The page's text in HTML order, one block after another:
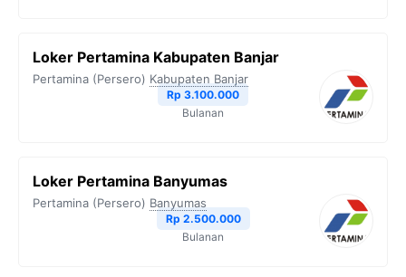
Loker Pertamina Kabupaten Banjar
Pertamina (Persero) Kabupaten Banjar
Rp 3.100.000
Bulanan
Loker Pertamina Banyumas
Pertamina (Persero) Banyumas
Rp 2.500.000
Bulanan